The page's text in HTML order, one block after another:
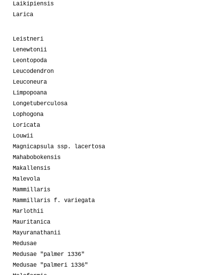
Laikipiensis
Larica
Leistneri
Lenewtonii
Leontopoda
Leucodendron
Leuconeura
Limpopoana
Longetuberculosa
Lophogona
Loricata
Louwii
Magnicapsula ssp. lacertosa
Mahabobokensis
Makallensis
Malevola
Mammillaris
Mammillaris f. variegata
Marlothii
Mauritanica
Mayuranathanii
Medusae
Medusae "palmer 1336"
Medusae "palmeri 1336"